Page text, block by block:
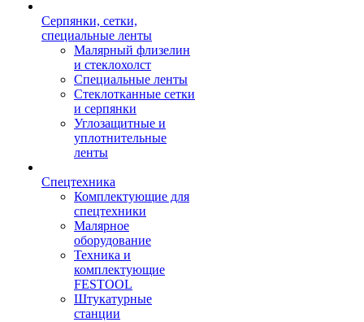
Серпянки, сетки,
специальные ленты
Малярный флизелин
и стеклохолст
Специальные ленты
Стеклотканные сетки
и серпянки
Углозащитные и
уплотнительные
ленты
Спецтехника
Комплектующие для
спецтехники
Малярное
оборудование
Техника и
комплектующие
FESTOOL
Штукатурные
станции